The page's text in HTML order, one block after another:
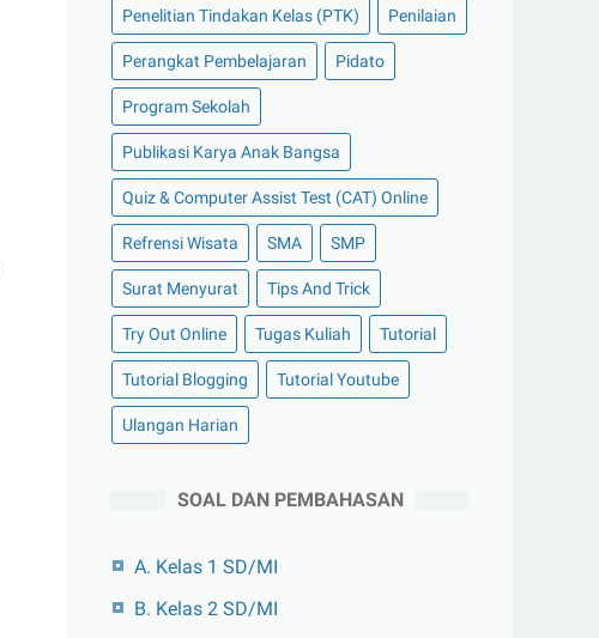
Penelitian Tindakan Kelas (PTK) Penilaian
Perangkat Pembelajaran Pidato
Program Sekolah
Publikasi Karya Anak Bangsa
Quiz & Computer Assist Test (CAT) Online
Refrensi Wisata SMA SMP
Surat Menyurat Tips And Trick
Try Out Online Tugas Kuliah Tutorial
Tutorial Blogging Tutorial Youtube
Ulangan Harian
SOAL DAN PEMBAHASAN
A. Kelas 1 SD/MI
B. Kelas 2 SD/MI